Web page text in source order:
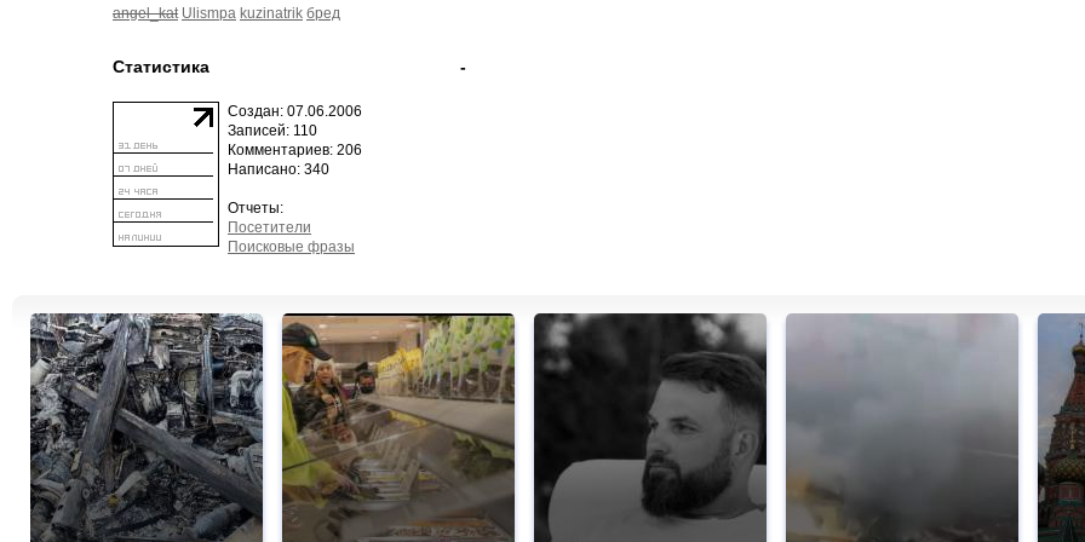
angel_kat Ulismpa kuzinatrik бред
-
Статистика
Создан: 07.06.2006
Записей: 110
Комментариев: 206
Написано: 340
Отчеты:
Посетители
Поисковые фразы